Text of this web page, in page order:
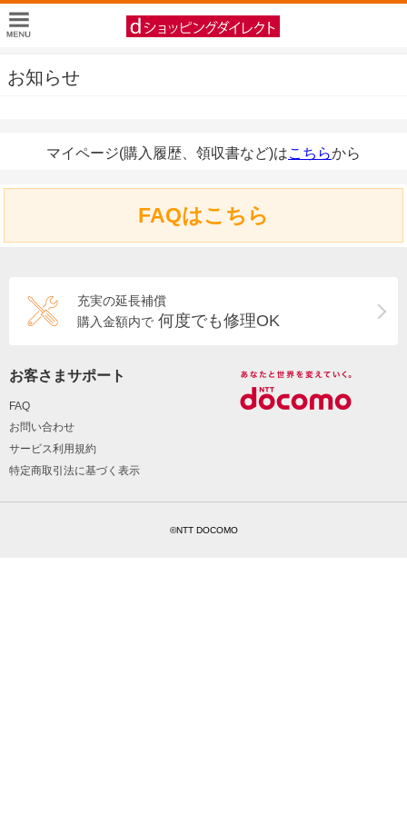
お知らせ
マイページ(購入履歴、領収書など)はこちらから
FAQはこちら
充実の延長補償
購入金額内で 何度でも修理OK
お客さまサポート
FAQ
お問い合わせ
サービス利用規約
特定商取引法に基づく表示
©NTT DOCOMO